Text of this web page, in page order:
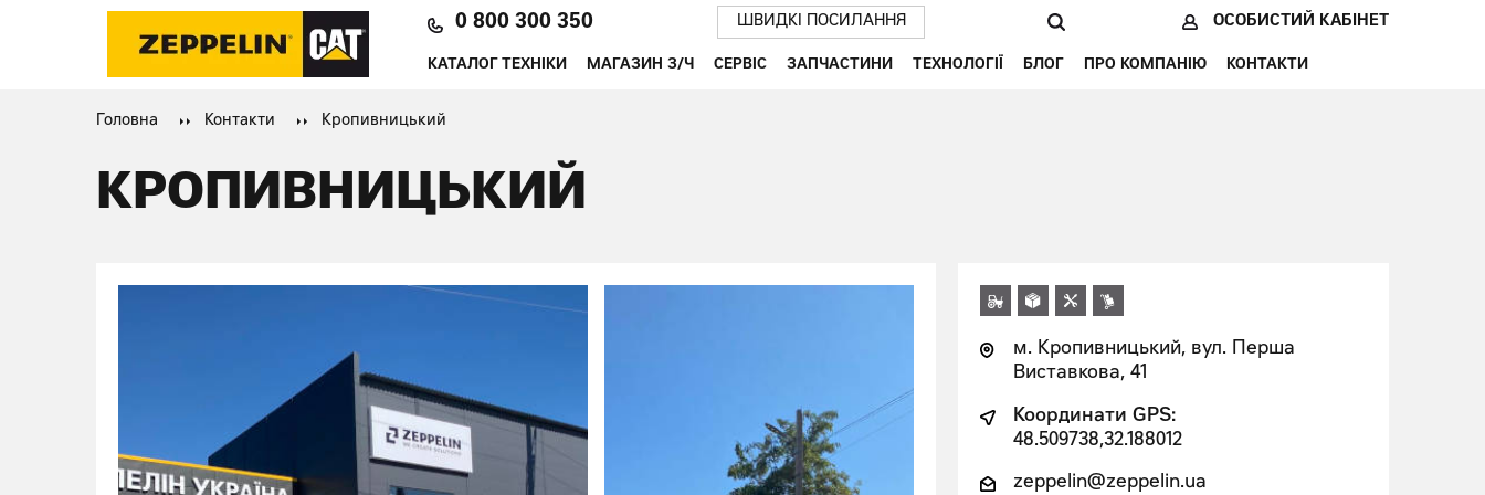
0 800 300 350
КАТАЛОГ ТЕХНІКИ МАГАЗИН З/Ч СЕРВІС ЗАПЧАСТИНИ ТЕХНОЛОГІЇ БЛОГ ПРО КОМПАНІЮ КОНТАКТИ
ШВИДКІ ПОСИЛАННЯ ОСОБИСТИЙ КАБІНЕТ
Головна Контакти Кропивницький
КРОПИВНИЦЬКИЙ
м. Кропивницький, вул. Перша
Виставкова, 41
Координати GPS:
48.509738,32.188012
zeppelin@zeppelin.ua